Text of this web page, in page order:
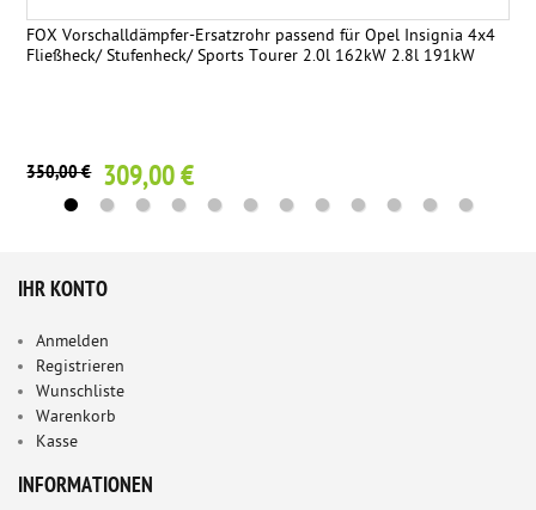
FOX Vorschalldämpfer-Ersatzrohr passend für Opel Insignia 4x4
Fließheck/ Stufenheck/ Sports Tourer 2.0l 162kW 2.8l 191kW
350,00 € 309,00 €
IHR KONTO
Anmelden
Registrieren
Wunschliste
Warenkorb
Kasse
INFORMATIONEN